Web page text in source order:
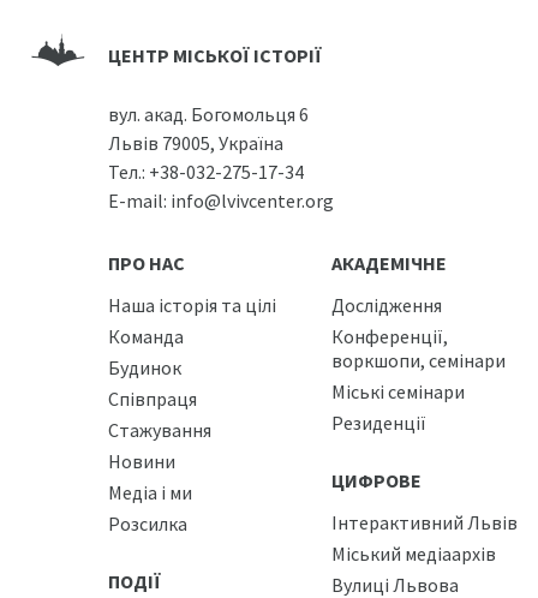
ЦЕНТР МІСЬКОЇ ІСТОРІЇ
вул. акад. Богомольця 6
Львів 79005, Україна
Тел.: +38-032-275-17-34
E-mail: info@lvivcenter.org
ПРО НАС
Наша історія та цілі
Команда
Будинок
Співпраця
Стажування
Новини
Медіа і ми
Розсилка
ПОДІЇ
АКАДЕМІЧНЕ
Дослідження
Конференції,
воркшопи, семінари
Міські семінари
Резиденції
ЦИФРОВЕ
Інтерактивний Львів
Міський медіаархів
Вулиці Львова